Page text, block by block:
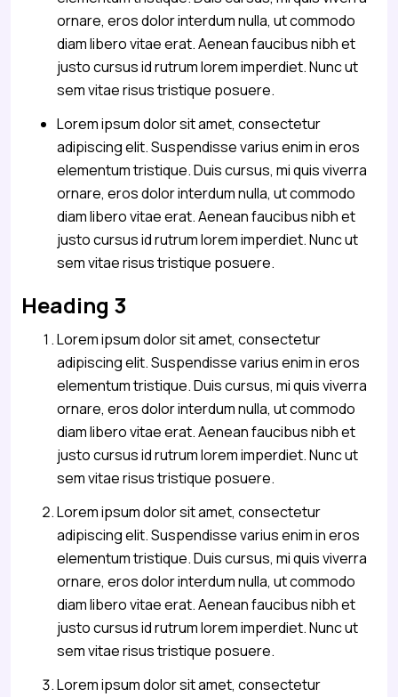
ornare, eros dolor interdum nulla, ut commodo
diam libero vitae erat. Aenean faucibus nibh et
justo cursus id rutrum lorem imperdiet. Nunc ut
sem vitae risus tristique posuere.
Lorem ipsum dolor sit amet, consectetur
adipiscing elit. Suspendisse varius enim in eros
elementum tristique. Duis cursus, mi quis viverra
ornare, eros dolor interdum nulla, ut commodo
diam libero vitae erat. Aenean faucibus nibh et
justo cursus id rutrum lorem imperdiet. Nunc ut
sem vitae risus tristique posuere.
Heading 3
Lorem ipsum dolor sit amet, consectetur
adipiscing elit. Suspendisse varius enim in eros
elementum tristique. Duis cursus, mi quis viverra
ornare, eros dolor interdum nulla, ut commodo
diam libero vitae erat. Aenean faucibus nibh et
justo cursus id rutrum lorem imperdiet. Nunc ut
sem vitae risus tristique posuere.
Lorem ipsum dolor sit amet, consectetur
adipiscing elit. Suspendisse varius enim in eros
elementum tristique. Duis cursus, mi quis viverra
ornare, eros dolor interdum nulla, ut commodo
diam libero vitae erat. Aenean faucibus nibh et
justo cursus id rutrum lorem imperdiet. Nunc ut
sem vitae risus tristique posuere.
Lorem ipsum dolor sit amet, consectetur